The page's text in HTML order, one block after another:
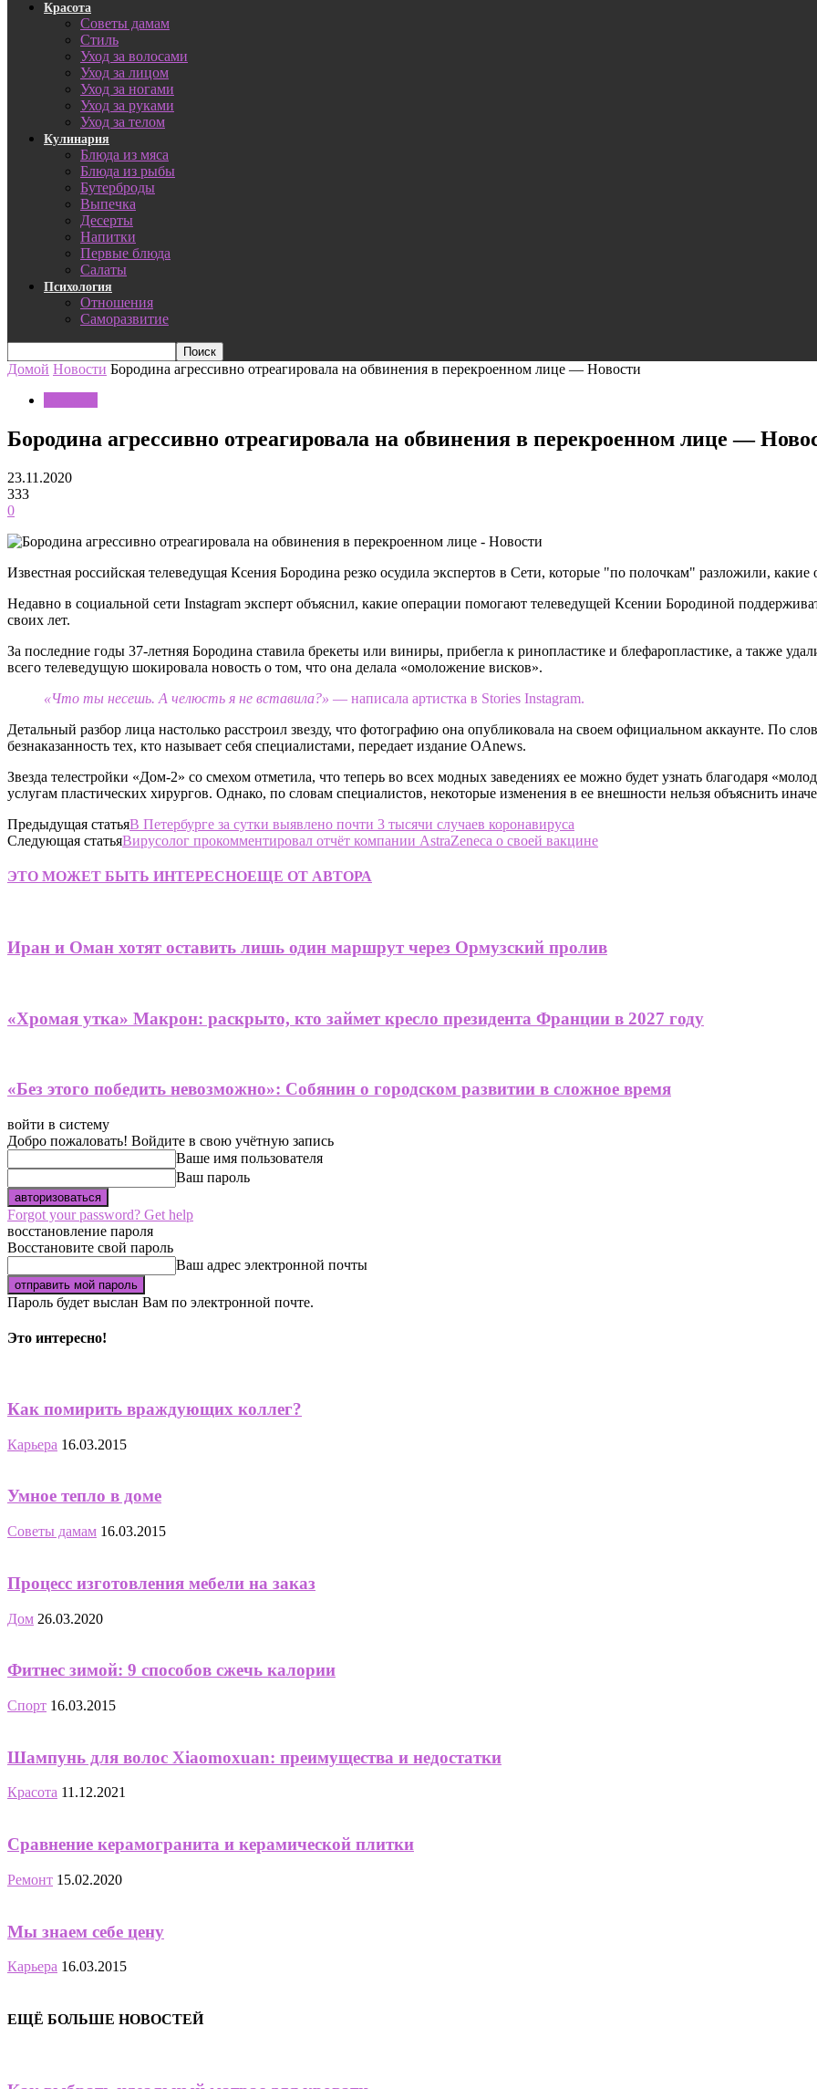
Красота
Советы дамам
Стиль
Уход за волосами
Уход за лицом
Уход за ногами
Уход за руками
Уход за телом
Кулинария
Блюда из мяса
Блюда из рыбы
Бутерброды
Выпечка
Десерты
Напитки
Первые блюда
Салаты
Психология
Отношения
Саморазвитие
Домой Новости Бородина агрессивно отреагировала на обвинения в перекроенном лице — Новости
Бородина агрессивно отреагировала на обвинения в перекроенном лице —
23.11.2020
333
0
Известная российская телеведущая Ксения Бородина резко осудила экспертов в Сети, которые "по полочкам" разложили,
Недавно в социальной сети Instagram эксперт объяснил, какие операции помогают телеведущей Ксении Бородиной
своих лет.
За последние годы 37-летняя Бородина ставила брекеты или виниры, прибегла к ринопластике и блефаропластике, а также
всего телеведущую шокировала новость о том, что она делала «омоложение висков».
«Что ты несешь. А челюсть я не вставила?» — написала артистка в Stories Instagram.
Детальный разбор лица настолько расстроил звезду, что фотографию она опубликовала на своем официальном аккаунте. По
безнаказанность тех, кто называет себя специалистами, передает издание OAnews.
Звезда телестройки «Дом-2» со смехом отметила, что теперь во всех модных заведениях ее можно будет узнать благодаря
услугам пластических хирургов. Однако, по словам специалистов, некоторые изменения в ее внешности нельзя объяснить
Предыдущая статьяВ Петербурге за сутки выявлено почти 3 тысячи случаев коронавируса
Следующая статьяВирусолог прокомментировал отчёт компании AstraZeneca о своей вакцине
ЭТО МОЖЕТ БЫТЬ ИНТЕРЕСНОЕЩЕ ОТ АВТОРА
Иран и Оман хотят оставить лишь один маршрут через Ормузский пролив
«Хромая утка» Макрон: раскрыто, кто займет кресло президента Франции в 2027 году
«Без этого победить невозможно»: Собянин о городском развитии в сложное время
войти в систему
Добро пожаловать! Войдите в свою учётную запись
Ваше имя пользователя
Ваш пароль
Forgot your password? Get help
восстановление пароля
Восстановите свой пароль
Ваш адрес электронной почты
Пароль будет выслан Вам по электронной почте.
Это интересно!
Как помирить враждующих коллег?
Карьера 16.03.2015
Умное тепло в доме
Советы дамам 16.03.2015
Процесс изготовления мебели на заказ
Дом 26.03.2020
Фитнес зимой: 9 способов сжечь калории
Спорт 16.03.2015
Шампунь для волос Xiaomoxuan: преимущества и недостатки
Красота 11.12.2021
Сравнение керамогранита и керамической плитки
Ремонт 15.02.2020
Мы знаем себе цену
Карьера 16.03.2015
ЕЩЁ БОЛЬШЕ НОВОСТЕЙ